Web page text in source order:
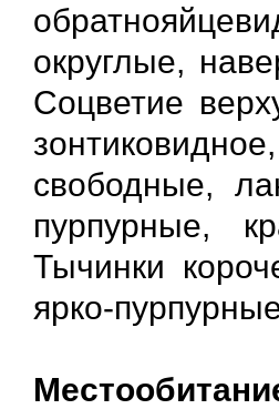
округлые,
Соцветие
свободные,
пурпурные,
Тычинки
ярко-